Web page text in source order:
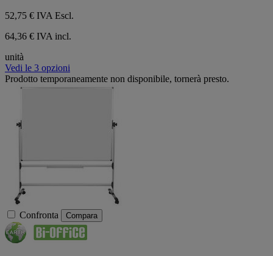
52,75 € IVA Escl.
64,36 € IVA incl.
unità
Vedi le 3 opzioni
Prodotto temporaneamente non disponibile, tornerà presto.
Confronta Compara